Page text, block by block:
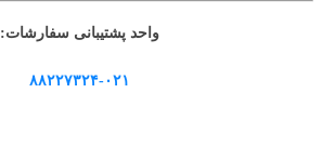
واحد پشتیبانی سفارشات:
۸۸۲۲۷۳۲۴-۰۲۱